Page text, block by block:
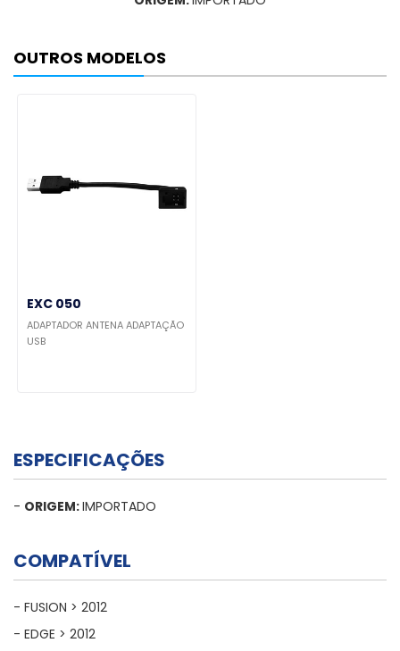
OUTROS MODELOS
EXC 050
ADAPTADOR ANTENA ADAPTAÇÃO
USB
ESPECIFICAÇÕES
- ORIGEM:IMPORTADO
COMPATÍVEL
- FUSION > 2012
- EDGE > 2012